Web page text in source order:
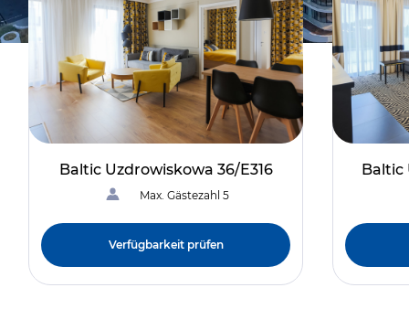
Baltic Uzdrowiskowa 36/E316
Max. Gästezahl 5
Verfügbarkeit prüfen
Baltic